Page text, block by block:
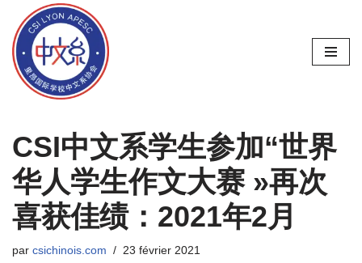
Aller
au
contenu
CSI中文系学生参加“世界
华人学生作文大赛 »再次
喜获佳绩：2021年2月
par csichinois.com 23 février 2021